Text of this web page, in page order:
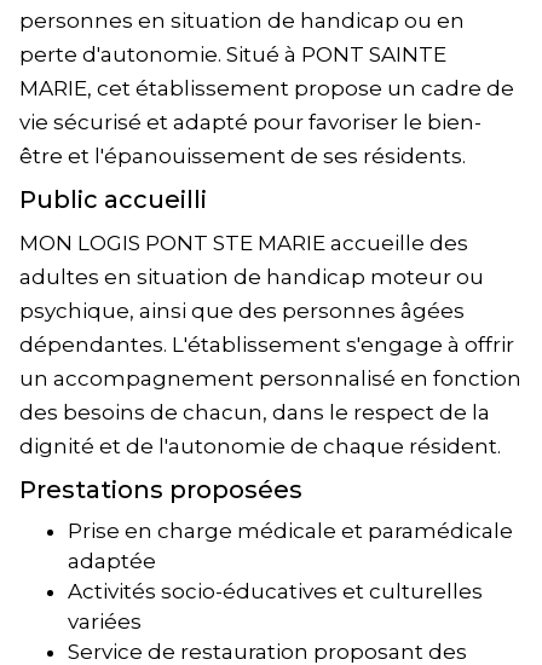
personnes en situation de handicap ou en
perte d'autonomie. Situé à PONT SAINTE
MARIE, cet établissement propose un cadre de
vie sécurisé et adapté pour favoriser le bien-
être et l'épanouissement de ses résidents.
Public accueilli
MON LOGIS PONT STE MARIE accueille des
adultes en situation de handicap moteur ou
psychique, ainsi que des personnes âgées
dépendantes. L'établissement s'engage à offrir
un accompagnement personnalisé en fonction
des besoins de chacun, dans le respect de la
dignité et de l'autonomie de chaque résident.
Prestations proposées
Prise en charge médicale et paramédicale
adaptée
Activités socio-éducatives et culturelles
variées
Service de restauration proposant des